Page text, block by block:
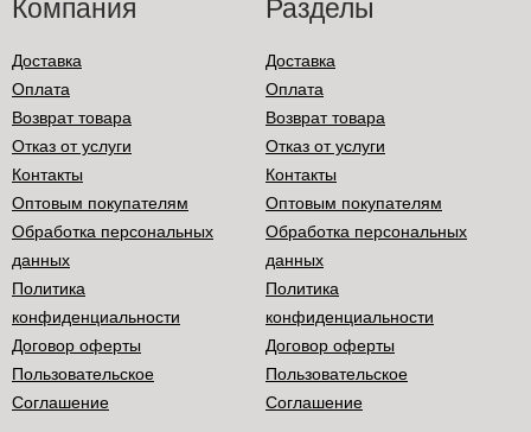
Компания
Доставка
Оплата
Возврат товара
Отказ от услуги
Контакты
Оптовым покупателям
Обработка персональных
данных
Политика
конфиденциальности
Договор оферты
Пользовательское
Соглашение
Разделы
Доставка
Оплата
Возврат товара
Отказ от услуги
Контакты
Оптовым покупателям
Обработка персональных
данных
Политика
конфиденциальности
Договор оферты
Пользовательское
Соглашение